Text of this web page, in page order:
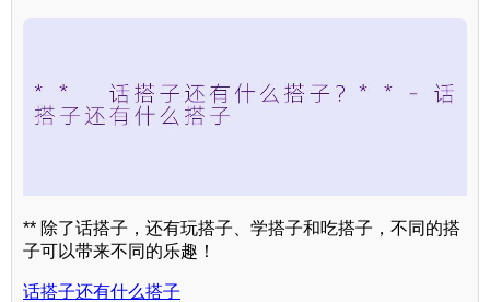
** 除了话搭子，还有玩搭子、学搭子和吃搭子，不同的搭
子可以带来不同的乐趣！
话搭子还有什么搭子